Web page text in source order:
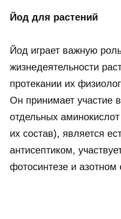
Йод для растений
Йод играет важную
жизнедеятельности
протекании их
Он принимает участие
отдельных
их состав), является
антисептиком,
фотосинтезе и азотном